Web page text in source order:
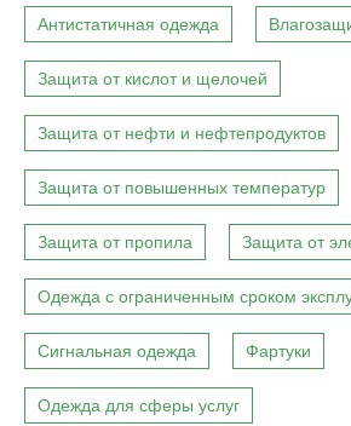
Антистатичная одежда
Защита от кислот и щелочей
Защита от нефти и нефтепродуктов
Защита от повышенных температур
Защита от пропила Защита от
Одежда с ограниченным сроком
Сигнальная одежда Фартуки
Одежда для сферы услуг